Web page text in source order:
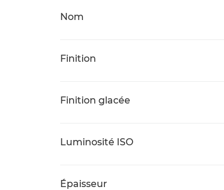
Nom
Finition
Finition glacée
Luminosité ISO
Épaisseur